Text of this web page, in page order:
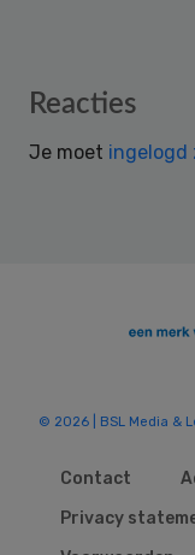
Reader
Reacties
Je moet ingelogd
© 2026 | BSL Media &
Contact
Privacy